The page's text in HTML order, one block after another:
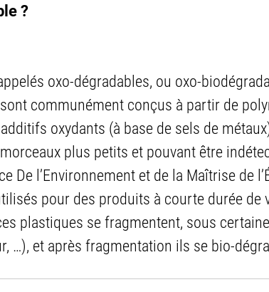
?
oxo-dégradables, ou oxo-
communément conçus à partir de
oxydants (à base de sels de
plus petits et pouvant être
De l’Environnement et de la Maîtrise de
pour des produits à courte durée de
plastiques se fragmentent, sous
…), et après fragmentation ils se bio-